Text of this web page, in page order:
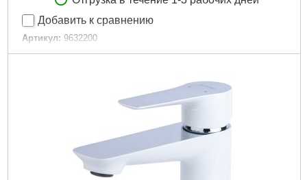
Добавить к сравнению
Артикул: 9632200
Код товара: 29.17.40
Латунь
Подробнее...